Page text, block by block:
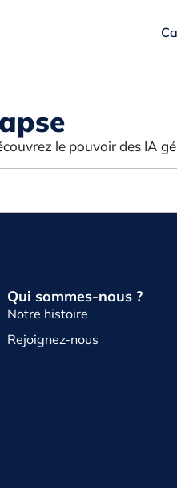
le pouvoir des IA
Qui sommes-nous ?
Notre histoire
Rejoignez-nous